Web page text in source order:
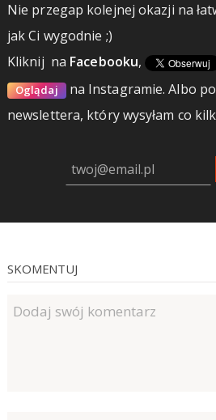
Nie przegap kolejnej okazji na
jak Ci wygodnie ;)
Kliknij na Facebooku,
Oglądaj na Instagramie.Albo
newslettera, który wysyłam co
SKOMENTUJ